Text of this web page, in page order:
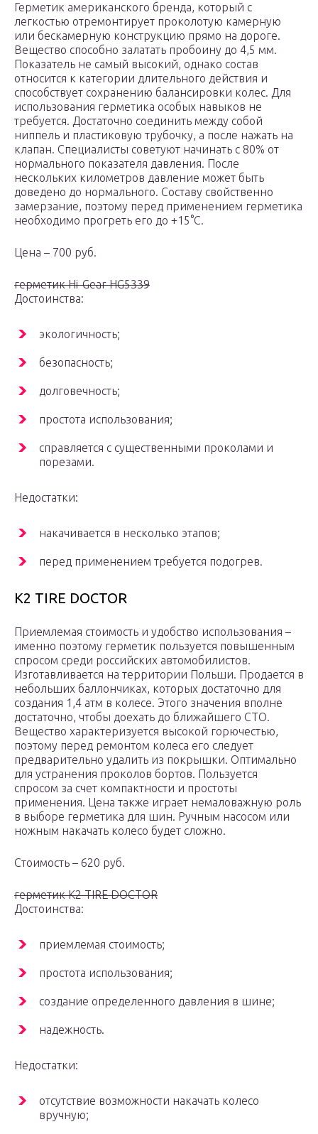
Герметик американского бренда, который с
легкостью отремонтирует проколотую камерную
или бескамерную конструкцию прямо на дороге.
Вещество способно залатать пробоину до 4,5 мм.
Показатель не самый высокий, однако состав
относится к категории длительного действия и
способствует сохранению балансировки колес. Для
использования герметика особых навыков не
требуется. Достаточно соединить между собой
ниппель и пластиковую трубочку, а после нажать на
клапан. Специалисты советуют начинать с 80% от
нормального показателя давления. После
нескольких километров давление может быть
доведено до нормального. Составу свойственно
замерзание, поэтому перед применением герметика
необходимо прогреть его до +15°С.
Цена – 700 руб.
герметик Hi-Gear HG5339
Достоинства:
экологичность;
безопасность;
долговечность;
простота использования;
справляется с существенными проколами и
порезами.
Недостатки:
накачивается в несколько этапов;
перед применением требуется подогрев.
K2 TIRE DOCTOR
Приемлемая стоимость и удобство использования –
именно поэтому герметик пользуется повышенным
спросом среди российских автомобилистов.
Изготавливается на территории Польши. Продается в
небольших баллончиках, которых достаточно для
создания 1,4 атм в колесе. Этого значения вполне
достаточно, чтобы доехать до ближайшего СТО.
Вещество характеризуется высокой горючестью,
поэтому перед ремонтом колеса его следует
предварительно удалить из покрышки. Оптимально
для устранения проколов бортов. Пользуется
спросом за счет компактности и простоты
применения. Цена также играет немаловажную роль
в выборе герметика для шин. Ручным насосом или
ножным накачать колесо будет сложно.
Стоимость – 620 руб.
герметик K2 TIRE DOCTOR
Достоинства:
приемлемая стоимость;
простота использования;
создание определенного давления в шине;
надежность.
Недостатки:
отсутствие возможности накачать колесо
вручную;